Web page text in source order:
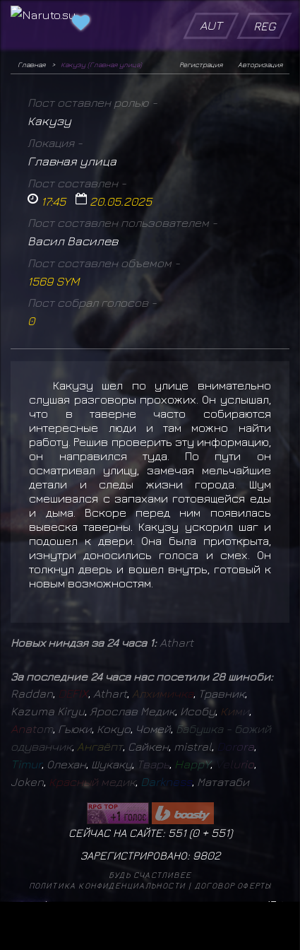
AUT REG
Главная Какузу (Главная улица) Авторизация
Регистрация
Пост оставлен ролью -
Какузу
Локация -
Главная улица
Пост составлен -
17:45 20.05.2025
Пост составлен пользователем -
Васил Василев
Пост составлен объемом -
1569 SYM
Пост собрал голосов -
0
Какузу шел по улице внимательно
слушая разговоры прохожих. Он услышал,
что в таверне часто собираются
интересные люди и там можно найти
работу. Решив проверить эту информацию,
он направился туда. По пути он
осматривал улицу, замечая мельчайшие
детали и следы жизни города. Шум
смешивался с запахами готовящейся еды
и дыма. Вскоре перед ним появилась
вывеска таверны. Какузу ускорил шаг и
подошел к двери. Она была приоткрыта,
изнутри доносились голоса и смех. Он
толкнул дверь и вошел внутрь, готовый к
новым возможностям.
Новых ниндзя за 24 часа 1: Athart
За последние 24 часа нас посетили 28 шиноби:
Raddan DEFIX, Athart, Алхимичка Травник,
Kazuma Kiryu, Ярослав Медик, Исобу, Кими
Anatom Гьюки, Кокуо Чомей, Бабушка - божий
одуванчик, Ангаёпт, Сайкен, mistral orora
Timur, Олехан, Шукаку, Тварь HappY, V urio
Joken Красный медик, Darkness, Мататаби
СЕЙЧАС НА САЙТЕ: 551 (0+ 551)
ЗАРЕГИСТРИРОВАНО: 9802
БУДЬ СЧАСТЛИВЕЕ
ПОЛИТИКА КОНФИДЕНЦИАЛЬНОСТИ| ДОГОВОР ОФЕРТЫ
mistral 17